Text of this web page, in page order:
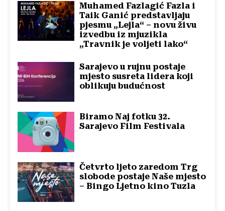
Muhamed Fazlagić Fazla i
Taik Ganić predstavljaju
pjesmu „Lejla“ – novu živu
izvedbu iz mjuzikla
„Travnik je voljeti lako“
Sarajevo u rujnu postaje
mjesto susreta lidera koji
oblikuju budućnost
Biramo Naj fotku 32.
Sarajevo Film Festivala
Četvrto ljeto zaredom Trg
slobode postaje Naše mjesto
– Bingo Ljetno kino Tuzla